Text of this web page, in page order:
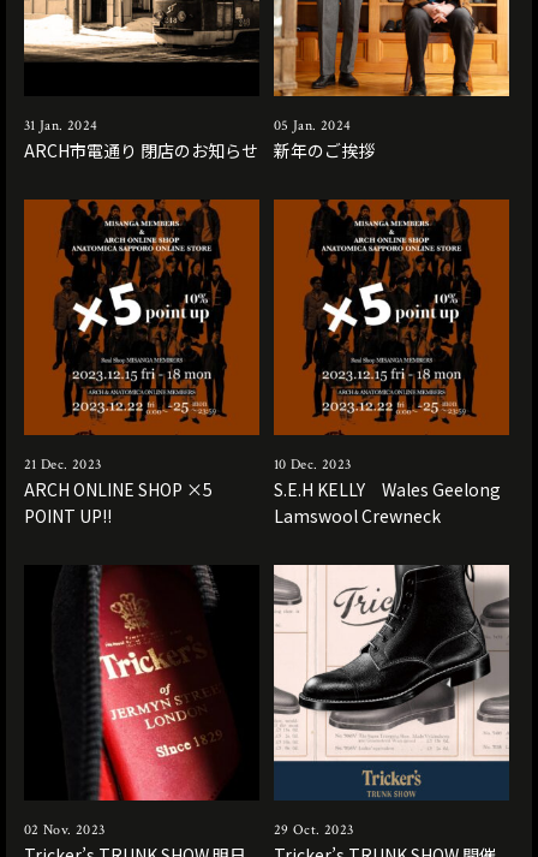
31 Jan. 2024
ARCH市電通り 閉店のお知らせ
05 Jan. 2024
新年のご挨拶
21 Dec. 2023
ARCH ONLINE SHOP ×5
POINT UP!!
10 Dec. 2023
S.E.H KELLY Wales Geelong
Lamswool Crewneck
02 Nov. 2023 29 Oct. 2023